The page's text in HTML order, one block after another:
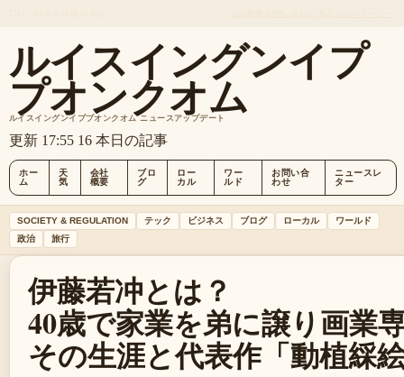
ルイスイングンイプ
プオンクオム
ルイスイングンイププオンクオム ニュースアップデート
更新 17:55 16 本日の記事
ホー
ム
天
気
会社
概要
ブロ
グ
ロー
カル
ワー
ルド
お問い合
わせ
ニュースレ
ター
SOCIETY & REGULATION テック ビジネス ブログ ローカル
ワールド
政治
旅行
伊藤若冲とは？
40歳で家業を弟に譲り画業
その生涯と代表作「動植綵